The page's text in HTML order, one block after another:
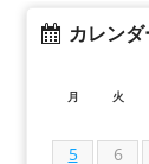
カレンダ
月 火
5
6